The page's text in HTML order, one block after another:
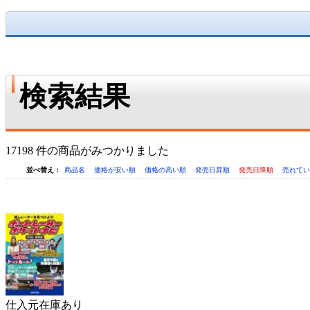
検索結果
17198 件の商品がみつかりました
並べ替え： 商品名 価格が安い順 価格の高い順 発売日昇順 発売日降順 売れて
仕入元在庫あり